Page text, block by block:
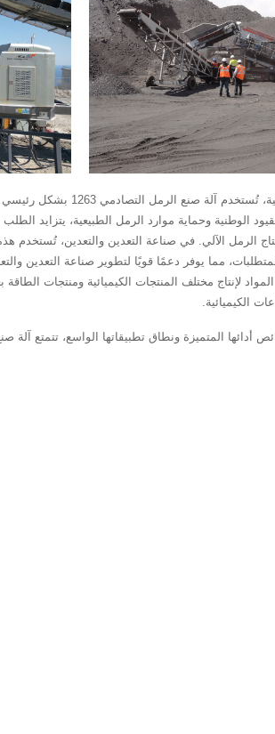
من حيث التطبيقات
الرمل الآلي. في صناعة التعدين والتعدين،
مما يوفر دعمًا قويًا لتطوير صناعة التعدين
الكيميائية.